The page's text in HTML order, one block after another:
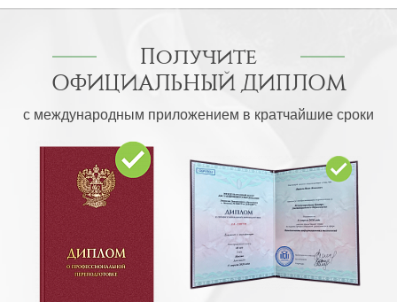
Получите
ОФИЦИАЛЬНЫЙ ДИПЛОМ
с международным приложением в кратчайшие сроки